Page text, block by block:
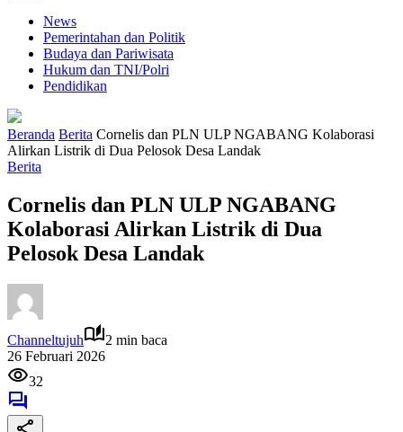
News
Pemerintahan dan Politik
Budaya dan Pariwisata
Hukum dan TNI/Polri
Pendidikan
Beranda Berita Cornelis dan PLN ULP NGABANG Kolaborasi
Alirkan Listrik di Dua Pelosok Desa Landak
Berita
Cornelis dan PLN ULP NGABANG
Kolaborasi Alirkan Listrik di Dua
Pelosok Desa Landak
Channeltujuh
2 min baca
26 Februari 2026
32